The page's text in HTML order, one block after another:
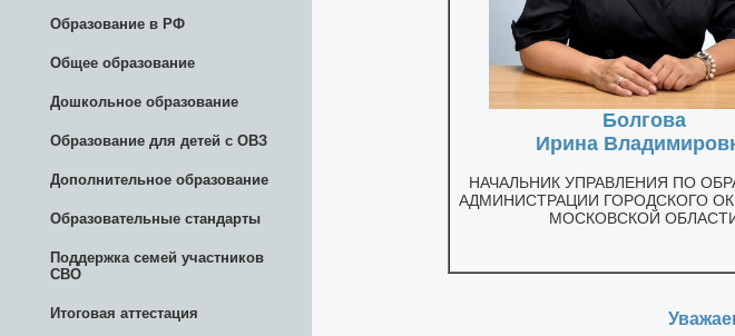
Образование в РФ
Общее образование
Дошкольное образование
Образование для детей с ОВЗ
Дополнительное образование
Образовательные стандарты
Поддержка семей участников
СВО
Итоговая аттестация